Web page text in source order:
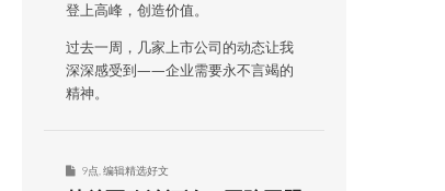
登上高峰，创造价值。
过去一周，几家上市公司的动态让我
深深感受到——企业需要永不言竭的
精神。
9点 编辑精选好文